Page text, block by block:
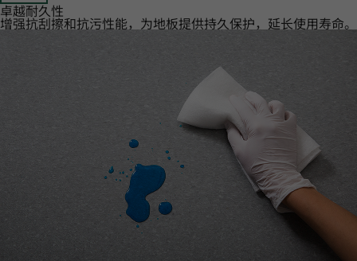
卓越耐久性‌
增强抗刮擦和抗污性能，为地板提供持久保护，延长使用寿命。